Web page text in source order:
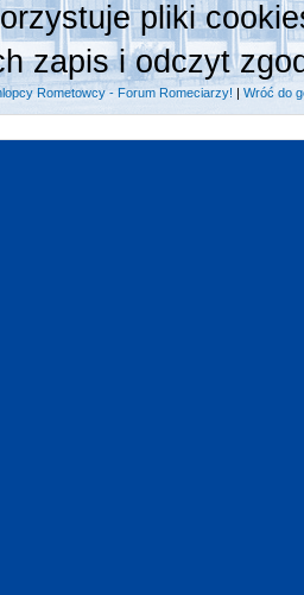
pliki
zapis i odczyt
Rometowcy - Forum Romeciarzy! |Wróć do